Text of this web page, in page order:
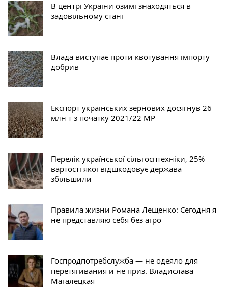
В центрі України озимі знаходяться в
задовільному стані
Влада виступає проти квотування імпорту
добрив
Експорт українських зернових досягнув 26
млн т з початку 2021/22 МР
Перелік української сільгосптехніки, 25%
вартості якої відшкодовує держава
збільшили
Правила жизни Романа Лещенко: Сегодня я
не представляю себя без агро
Госпродпотребслужба — не одеяло для
перетягивания и не приз. Владислава
Магалецкая